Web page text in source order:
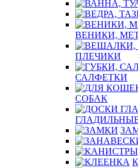
ВЕНИКИ,
ПЛЕЧИКИ
САЛФЕТКИ
СОБАК